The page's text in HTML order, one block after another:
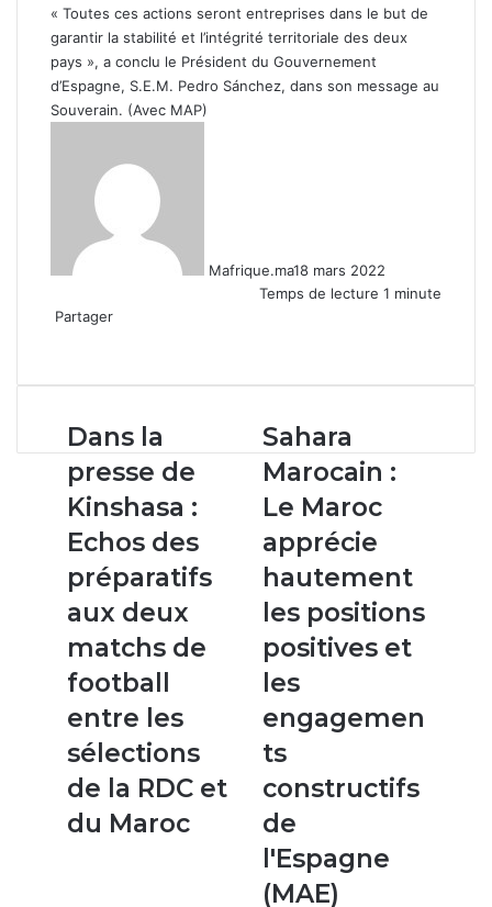
« Toutes ces actions seront entreprises dans le but de
garantir la stabilité et l’intégrité territoriale des deux
pays », a conclu le Président du Gouvernement
d’Espagne, S.E.M. Pedro Sánchez, dans son message au
Souverain. (Avec MAP)
Mafrique.ma18 mars 2022
Temps de lecture 1 minute
Partager
email
Dans
la
presse
de
Kinshasa :
Echos
préparatifs
aux
matchs
de
football
entre
les
sélections
de
la
Dans la
presse de
Kinshasa :
Echos des
préparatifs
aux deux
matchs de
football
entre les
sélections
de la RDC et
du Maroc
Sahara
Marocain
Le
Maroc
apprécie
hautement
les
positions
positives
et
les
constructifs
de
(MAE)
Sahara
Marocain :
Le Maroc
apprécie
hautement
les positions
positives et
les
engagemen
ts
constructifs
de
l'Espagne
(MAE)